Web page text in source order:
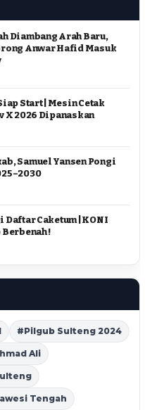
Diambang Arah Baru,
Anwar Hafid Masuk
Start | Mesin Cetak
X 2026 Dipanaskan
Samuel Yansen Pongi
Daftar Caketum | KONI
!
#Pilgub Sulteng 2024
Ali
Tengah